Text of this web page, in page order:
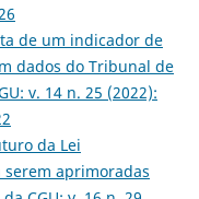
de um indicador de
dados do Tribunal de
v. 14 n. 25 (2022):
da Lei
serem aprimoradas